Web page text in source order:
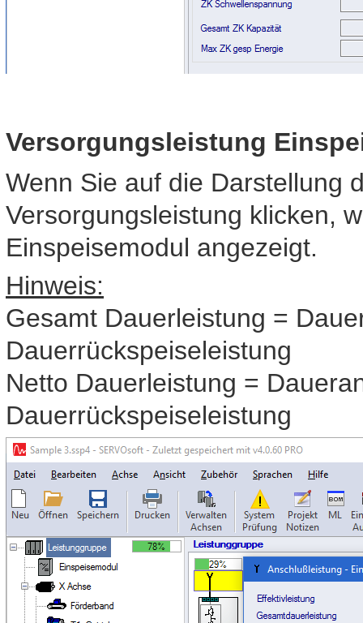
Versorgungsleistung
Wenn Sie auf die Darstellung
Versorgungsleistung klicken,
Einspeisemodul angezeigt.
Hinweis:
Gesamt Dauerleistung =
Dauerrückspeiseleistung
Netto Dauerleistung =
Dauerrückspeiseleistung